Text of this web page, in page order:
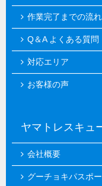
作業完了までの流れ
Q＆A よくある質問
対応エリア
お客様の声
ヤマトレスキュ
会社概要
グーチョキパスポー